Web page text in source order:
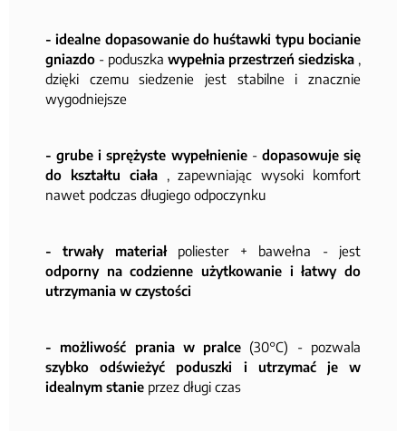
- idealne dopasowanie do huśtawki typu bocianie
gniazdo - poduszka wypełnia przestrzeń siedziska ,
dzięki czemu siedzenie jest stabilne i znacznie
wygodniejsze
- grube i sprężyste wypełnienie - dopasowuje się
do kształtu ciała , zapewniając wysoki komfort
nawet podczas długiego odpoczynku
- trwały materiał poliester + bawełna - jest
odporny na codzienne użytkowanie i łatwy do
utrzymania w czystości
- możliwość prania w pralce (30°C) - pozwala
szybko odświeżyć poduszki i utrzymać je w
idealnym stanie przez długi czas